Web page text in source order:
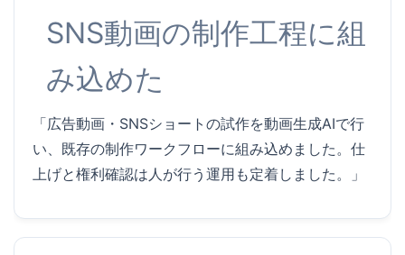
SNS動画の制作工程に組
み込めた
「広告動画・SNSショートの試作を動画生成AIで行
い、既存の制作ワークフローに組み込めました。仕
上げと権利確認は人が行う運用も定着しました。」